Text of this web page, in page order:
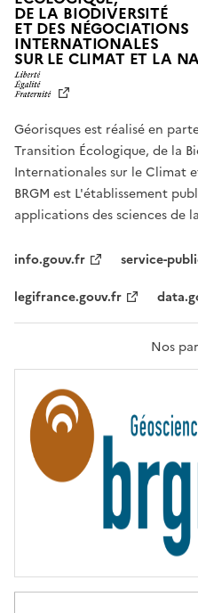
DE LA BIODIVERSITÉ
ET DES NÉGOCIATIONS
INTERNATIONALES
SUR LE CLIMAT ET LA
Géorisques est réalisé en
Transition Écologique, de la
Internationales sur le Climat
BRGM est L'établissement
applications des sciences de
info.gouv.fr
service-
legifrance.gouv.fr
Nos